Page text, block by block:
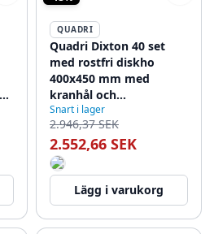
QUADRI
Quadri Dixton 40 set
med rostfri diskho
400x450 mm med
kranhål och
köksblandare Quadri
Bristol rostfri
Snart i lager
2.946,37 SEK
2.552,66 SEK
Lägg i varukorg